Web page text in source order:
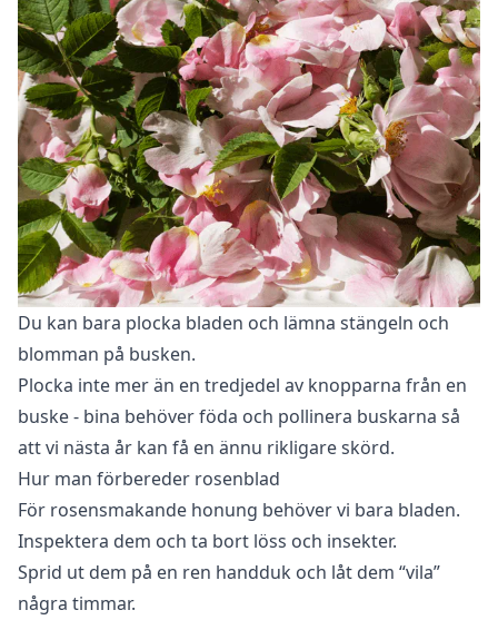
Du kan bara plocka bladen och lämna stängeln och
blomman på busken.
Plocka inte mer än en tredjedel av knopparna från en
buske - bina behöver föda och pollinera buskarna så
att vi nästa år kan få en ännu rikligare skörd.
Hur man förbereder rosenblad
För rosensmakande honung behöver vi bara bladen.
Inspektera dem och ta bort löss och insekter.
Sprid ut dem på en ren handduk och låt dem “vila”
några timmar.